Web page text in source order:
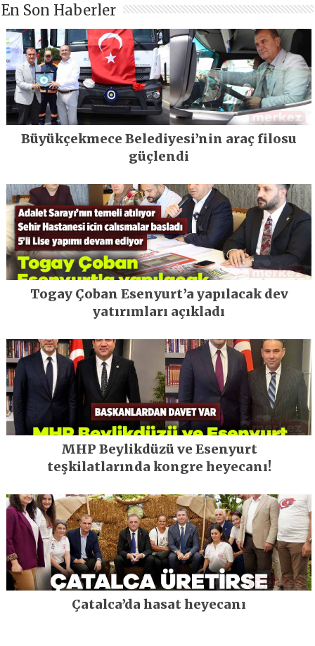
En Son Haberler
Büyükçekmece Belediyesi’nin araç filosu
güçlendi
Togay Çoban Esenyurt’a yapılacak dev
yatırımları açıkladı
MHP Beylikdüzü ve Esenyurt
teşkilatlarında kongre heyecanı!
Çatalca’da hasat heyecanı